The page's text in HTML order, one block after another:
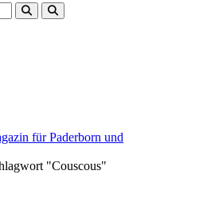
für Paderborn und
"Couscous"